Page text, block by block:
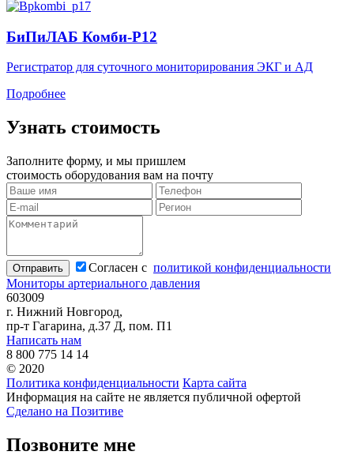
БиПиЛАБ Комби-Р12
Регистратор для суточного мониторирования ЭКГ и АД
Подробнее
Узнать стоимость
Заполните форму, и мы пришлем
стоимость оборудования вам на почту
Отправить Согласен с политикой конфиденциальности
Мониторы артериального давления
603009
г. Нижний Новгород,
пр-т Гагарина, д.37 Д, пом. П1
Написать нам
8 800 775 14 14
© 2020
Политика конфиденциальности Карта сайта
Информация на сайте не является публичной офертой
Сделано на Позитиве
Позвоните мне